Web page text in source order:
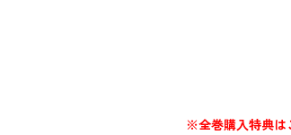
※全巻購入特典は